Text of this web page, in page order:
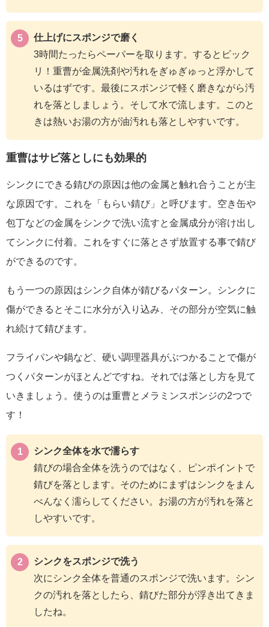
仕上げにスポンジで磨く
3時間たったらペーパーを取ります。するとビック
リ！重曹が金属洗剤や汚れをぎゅぎゅっと浮かして
いるはずです。最後にスポンジで軽く磨きながら汚
れを落としましょう。そして水で流します。このと
きは熱いお湯の方が油汚れも落としやすいです。
重曹はサビ落としにも効果的
シンクにできる錆びの原因は他の金属と触れ合うことが主
な原因です。これを「もらい錆び」と呼びます。空き缶や
包丁などの金属をシンクで洗い流すと金属成分が溶け出し
てシンクに付着。これをすぐに落とさず放置する事で錆び
ができるのです。
もう一つの原因はシンク自体が錆びるパターン。シンクに
傷ができるとそこに水分が入り込み、その部分が空気に触
れ続けて錆びます。
フライパンや鍋など、硬い調理器具がぶつかることで傷が
つくパターンがほとんどですね。それでは落とし方を見て
いきましょう。使うのは重曹とメラミンスポンジの2つで
す！
シンク全体を水で濡らす
錆びの場合全体を洗うのではなく、ピンポイントで
錆びを落とします。そのためにまずはシンクをまん
べんなく濡らしてください。お湯の方が汚れを落と
しやすいです。
シンクをスポンジで洗う
次にシンク全体を普通のスポンジで洗います。シン
クの汚れを落としたら、錆びた部分が浮き出てきま
したね。